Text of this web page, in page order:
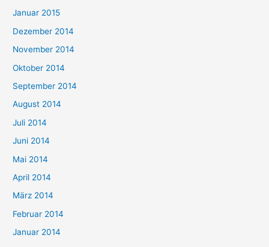
Januar 2015
Dezember 2014
November 2014
Oktober 2014
September 2014
August 2014
Juli 2014
Juni 2014
Mai 2014
April 2014
März 2014
Februar 2014
Januar 2014